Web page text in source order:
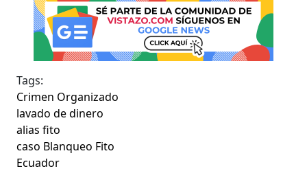
Tags:
Crimen Organizado
lavado de dinero
alias fito
caso Blanqueo Fito
Ecuador